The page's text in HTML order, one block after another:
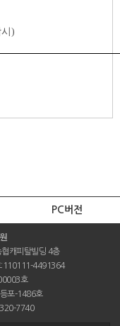
)
PC버전
캐피탈빌딩 4층
:110111-4491364
호
포-1486호
7740